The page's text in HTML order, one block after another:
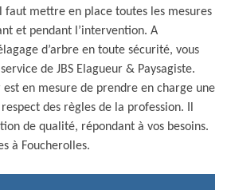
faut mettre en place toutes les mesures
et pendant l’intervention. A
d’arbre en toute sécurité, vous
de JBS Elagueur & Paysagiste.
en mesure de prendre en charge une
des règles de la profession. Il
de qualité, répondant à vos besoins.
à Foucherolles.